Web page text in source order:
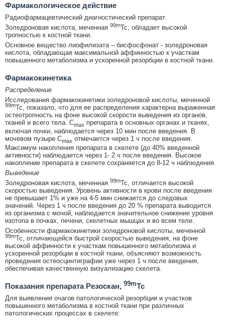
Фармакологическое действие
Радиофармацевтический диагностический препарат.
Золедроновая кислота, меченная 99mTc, обладает высокой
тропностью к костной ткани.
Основное вещество лиофилизата – бисфосфонат - золедроновая
кислота, обладающая максимальной аффинностью к участкам
повышенного метаболизма и ускоренной резорбции в костной ткани.
Фармакокинетика
Распределение
Исследования фармакокинетики золедроновой кислоты, меченной
99mTc, показало, что для ее распределения характерна выраженная
остеотропность на фоне высокой скорости выведения из органов,
тканей и всего тела. Cmax препарата в основных органах и тканях,
включая почки, наблюдается через 10 мин после введения. В
мочевом пузыре Cmax отмечается через 1 ч после введения.
Максимум накопления препарата в скелете (до 40% введенной
активности) наблюдается через 1- 2 ч после введения. Высокое
накопление препарата в скелете сохраняется до 8-12 ч наблюдения.
Выведение
Золедроновая кислота, меченная 99mTc, отличается высокой
скоростью выведения. Уровень активности в крови после введения
не превышает 1% и уже на 4-5 мин снижается до следовых
значений. Через 1 ч после введения до 20 % препарата выводится
из организма с мочой, наблюдается значительное снижение уровня
изотопа в почках, печени, скелетных мышцах и во всем теле.
Особенности фармакокинетики золедроновой кислоты, меченной
99mTc, отличающейся быстрой скоростью выведения, на фоне
высокой аффинности к участкам повышенного метаболизма и
ускоренной резорбции в костной ткани, объясняют возможность
проведения остеосцинтиграфии уже через 1 ч после введения,
обеспечивая качественную визуализацию скелета.
Показания препарата Резоскан, 99mTc
Для выявления очагов патологической резорбции и участков
повышенного метаболизма в костной ткани при различных
патологических процессах в скелете: